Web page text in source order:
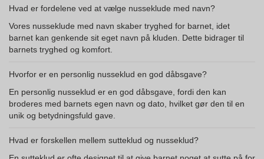
Hvad er fordelene ved at vælge nusseklude med navn?
Vores nusseklude med navn skaber tryghed for barnet, idet
barnet kan genkende sit eget navn på kluden. Dette bidrager til
barnets tryghed og komfort.
Hvorfor er en personlig nusseklud en god dåbsgave?
En personlig nusseklud er en god dåbsgave, fordi den kan
broderes med barnets egen navn og dato, hvilket gør den til en
unik og betydningsfuld gave.
Hvad er forskellen mellem sutteklud og nusseklud?